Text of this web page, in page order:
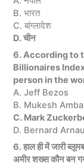
B. भारत
C. बांग्लादेश
D. चीन
6. According to
Billionaires
person in the
A. Jeff Bezos
B. Mukesh
C. Mark
D. Bernard
6. हाल ही में जारी
अमीर शख्स कौन बन